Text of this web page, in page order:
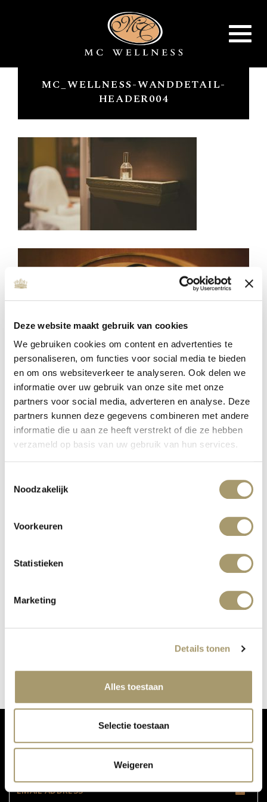
Deze website maakt gebruik van cookies
We gebruiken cookies om content en advertenties te
personaliseren, om functies voor social media te bieden
en om ons websiteverkeer te analyseren. Ook delen we
informatie over uw gebruik van onze site met onze
partners voor social media, adverteren en analyse. Deze
partners kunnen deze gegevens combineren met andere
informatie die u aan ze heeft verstrekt of die ze hebben
verzameld op basis van uw gebruik van hun services.
Noodzakelijk
Voorkeuren
Statistieken
Marketing
Details tonen
Alles toestaan
Selectie toestaan
Weigeren
Toggle
MC_WELLNESS-WANDDETAIL-
HEADER004
MC WELLNESS INVESTS IN QUALITY
published on: 16 January 2020
read more
2787 ALSO AT OUR PERFUME BAR